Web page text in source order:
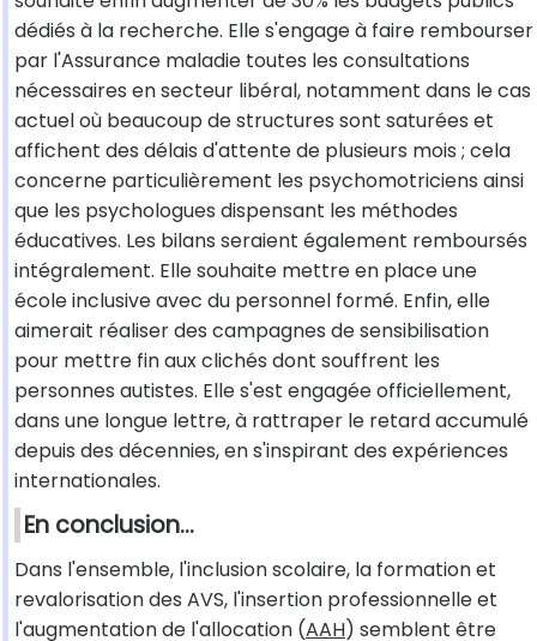
dédiés à la recherche. Elle s'engage à faire rembourser
par l'Assurance maladie toutes les consultations
nécessaires en secteur libéral, notamment dans le cas
actuel où beaucoup de structures sont saturées et
affichent des délais d'attente de plusieurs mois ; cela
concerne particulièrement les psychomotriciens ainsi
que les psychologues dispensant les méthodes
éducatives. Les bilans seraient également remboursés
intégralement. Elle souhaite mettre en place une
école inclusive avec du personnel formé. Enfin, elle
aimerait réaliser des campagnes de sensibilisation
pour mettre fin aux clichés dont souffrent les
personnes autistes. Elle s'est engagée officiellement,
dans une longue lettre, à rattraper le retard accumulé
depuis des décennies, en s'inspirant des expériences
internationales.
En conclusion…
Dans l'ensemble, l'inclusion scolaire, la formation et
revalorisation des AVS, l'insertion professionnelle et
l'augmentation de l'allocation (AAH) semblent être